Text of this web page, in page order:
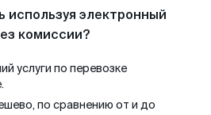
используя электронный
комиссии?
услуги по перевозке
по сравнению от и до